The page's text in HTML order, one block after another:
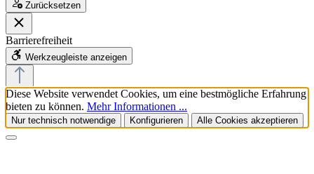
Zurücksetzen
Barrierefreiheit
Werkzeugleiste anzeigen
Diese Website verwendet Cookies, um eine bestmögliche Erfahrung
bieten zu können. Mehr Informationen ...
Nur technisch notwendige Konfigurieren Alle Cookies akzeptieren